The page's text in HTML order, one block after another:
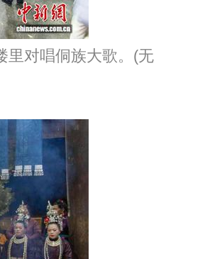
里对唱侗族大歌。(无